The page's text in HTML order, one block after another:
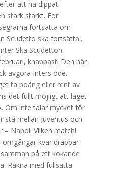
att ha dippat
stark starkt. För
fortsätta om
Scudetto ska fortsätta..
Ska Scudetton
knappast! Den här
avgöra Inters öde.
ta poäng eller rent av
det fullt möjligt att laget
Om inte talar mycket för
stå mellan Juventus och
– Napoli Vilken match!
kvar drabbar
på ett kokande
Räkna med fullsatta